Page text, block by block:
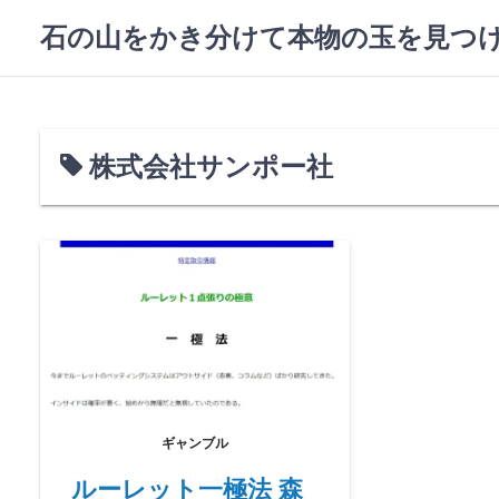
石の山をかき分けて本物の玉を見つ
株式会社サンポー社
ギャンブル
ルーレット一極法 森